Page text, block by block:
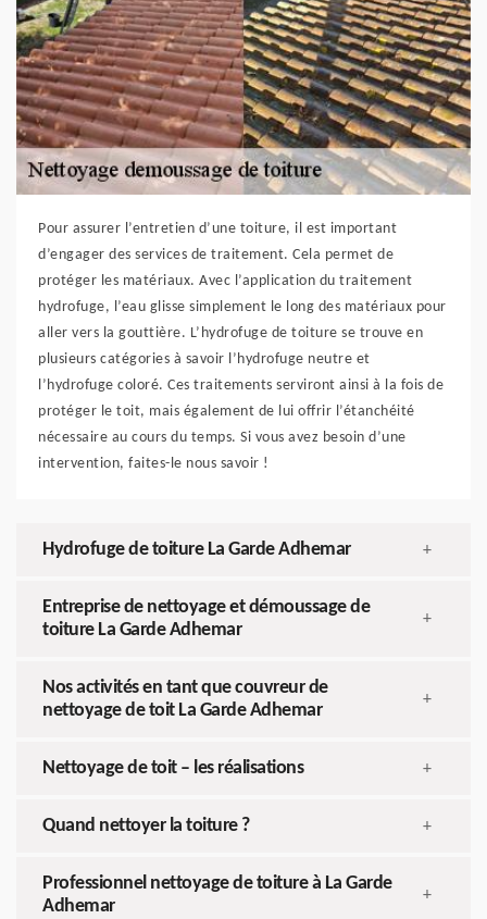
Pour assurer l’entretien d’une toiture, il est important
d’engager des services de traitement. Cela permet de
protéger les matériaux. Avec l’application du traitement
hydrofuge, l’eau glisse simplement le long des matériaux pour
aller vers la gouttière. L’hydrofuge de toiture se trouve en
plusieurs catégories à savoir l’hydrofuge neutre et
l’hydrofuge coloré. Ces traitements serviront ainsi à la fois de
protéger le toit, mais également de lui offrir l’étanchéité
nécessaire au cours du temps. Si vous avez besoin d’une
intervention, faites-le nous savoir !
Hydrofuge de toiture La Garde Adhemar +
Entreprise de nettoyage et démoussage de
toiture La Garde Adhemar
+
Nos activités en tant que couvreur de
nettoyage de toit La Garde Adhemar
+
Nettoyage de toit – les réalisations +
Quand nettoyer la toiture ? +
Professionnel nettoyage de toiture à La Garde
Adhemar
+